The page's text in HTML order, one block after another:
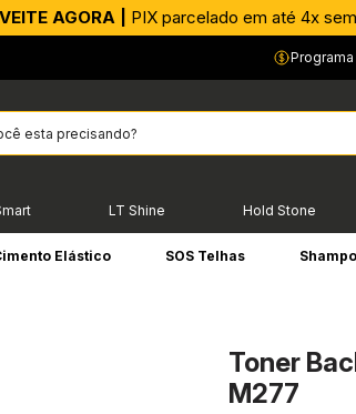
AGORA | PIX parcelado em até 4x
LT Shine Hold Stone
Elástico SOS Telhas
Toner
M277